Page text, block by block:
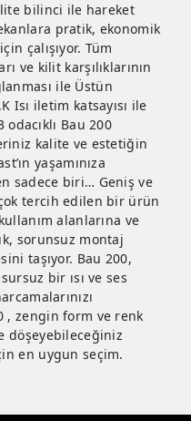
bilinci ile hareket
pratik, ekonomik
çalışıyor. Tüm
ve kilit karşılıklarının
ile Üstün
Isı iletim katsayısı ile
odacıklı Bau 200
kalite ve estetiğin
yaşamınıza
sadece biri… Geniş ve
tercih edilen bir ürün
alanlarına ve
sorunsuz montaj
taşıyor. Bau 200,
bir ısı ve ses
, zengin form ve renk
döşeyebileceğiniz
en uygun seçim.